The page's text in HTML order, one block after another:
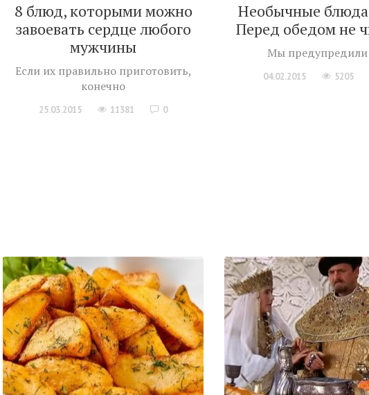
8 блюд, которыми можно
завоевать сердце любого
мужчины
Если их правильно приготовить,
конечно
25.03.2015 11381 0
Необычные
Перед обедом не
Мы
04.02.2015 5205